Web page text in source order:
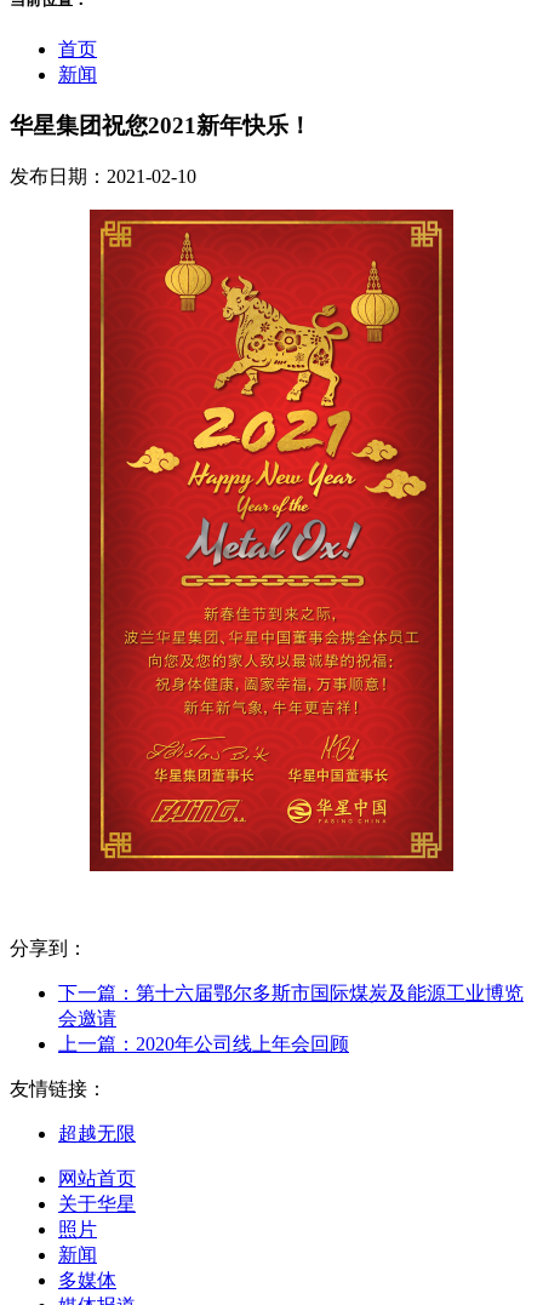
首页
新闻
华星集团祝您2021新年快乐！
发布日期：2021-02-10
分享到：
下一篇： 第十六届鄂尔多斯市国际煤炭及能源工业博览
会邀请
上一篇： 2020年公司线上年会回顾
友情链接：
超越无限
网站首页
关于华星
照片
新闻
多媒体